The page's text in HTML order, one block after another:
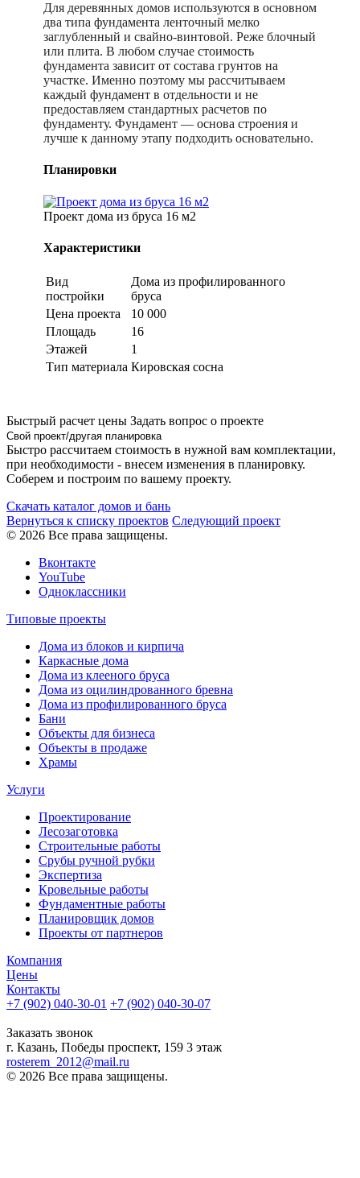
Для деревянных домов используются в основном
два типа фундамента ленточный мелко
заглубленный и свайно-винтовой. Реже блочный
или плита. В любом случае стоимость
фундамента зависит от состава грунтов на
участке. Именно поэтому мы рассчитываем
каждый фундамент в отдельности и не
предоставляем стандартных расчетов по
фундаменту. Фундамент — основа строения и
лучше к данному этапу подходить основательно.
Планировки
Проект дома из бруса 16 м2
Характеристики
Вид
постройки
Дома из профилированного
бруса
Цена проекта
10 000
Площадь
16
Этажей
1
Тип материала Кировская сосна
Быстрый расчет цены Задать вопрос о проекте
Свой проект/другая планировка
Быстро рассчитаем стоимость в нужной вам комплектации,
при необходимости - внесем изменения в планировку.
Соберем и построим по вашему проекту.
Скачать каталог домов и бань
Вернуться к списку проектов Следующий проект
© 2026 Все права защищены.
Вконтакте
YouTube
Одноклассники
Типовые проекты
Дома из блоков и кирпича
Каркасные дома
Дома из клееного бруса
Дома из оцилиндрованного бревна
Дома из профилированного бруса
Бани
Объекты для бизнеса
Объекты в продаже
Храмы
Услуги
Проектирование
Лесозаготовка
Строительные работы
Срубы ручной рубки
Экспертиза
Кровельные работы
Фундаментные работы
Планировщик домов
Проекты от партнеров
Компания
Цены
Контакты
+7 (902) 040-30-01 +7 (902) 040-30-07
Заказать звонок
г. Казань, Победы проспект, 159 3 этаж
rosterem_2012@mail.ru
© 2026 Все права защищены.